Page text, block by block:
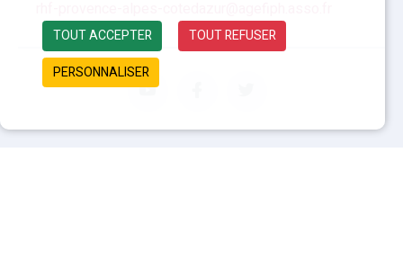
TOUT ACCEPTER
TOUT REFUSER
PERSONNALISER